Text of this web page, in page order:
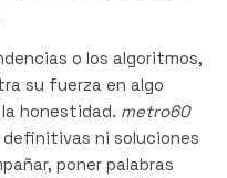
o los algoritmos,
su fuerza en algo
honestidad. metro60
ni soluciones
poner palabras